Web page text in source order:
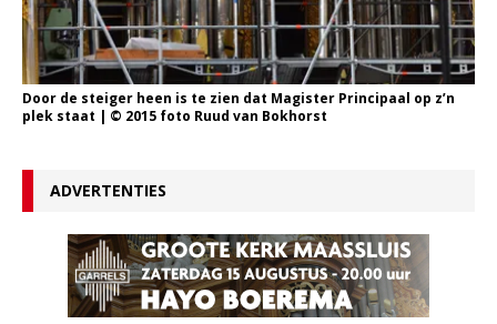
Door de steiger heen is te zien dat Magister Principaal op z’n
plek staat | © 2015 foto Ruud van Bokhorst
ADVERTENTIES